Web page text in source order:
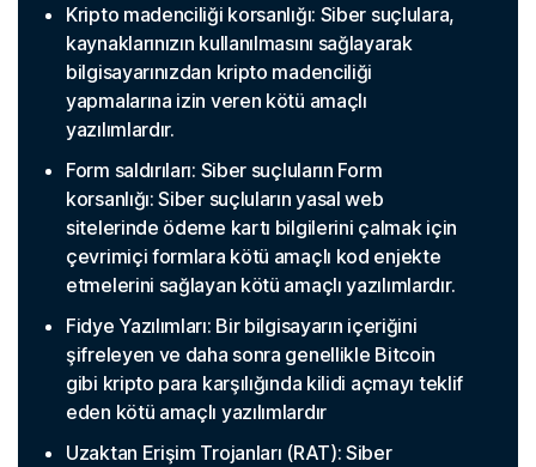
Kripto madenciliği korsanlığı: Siber suçlulara,
kaynaklarınızın kullanılmasını sağlayarak
bilgisayarınızdan kripto madenciliği
yapmalarına izin veren kötü amaçlı
yazılımlardır.
Form saldırıları: Siber suçluların Form
korsanlığı: Siber suçluların yasal web
sitelerinde ödeme kartı bilgilerini çalmak için
çevrimiçi formlara kötü amaçlı kod enjekte
etmelerini sağlayan kötü amaçlı yazılımlardır.
Fidye Yazılımları: Bir bilgisayarın içeriğini
şifreleyen ve daha sonra genellikle Bitcoin
gibi kripto para karşılığında kilidi açmayı teklif
eden kötü amaçlı yazılımlardır
Uzaktan Erişim Trojanları (RAT): Siber